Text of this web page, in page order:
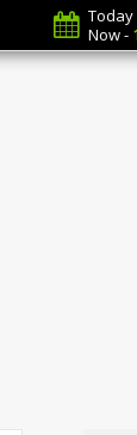
Today
Now -